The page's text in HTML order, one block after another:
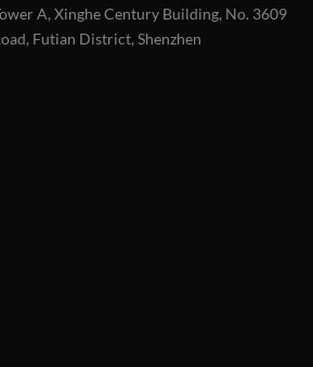
A, Xinghe Century Building, No. 3609
Futian District, Shenzhen